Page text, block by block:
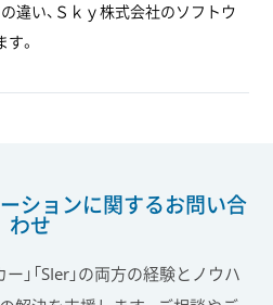
違い、Ｓｋｙ株式会社のソフトウ
。
ションに関するお問い合
わせ
」「SIer」の両方の経験とノウハ